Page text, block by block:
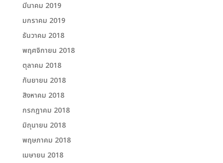
มีนาคม 2019
มกราคม 2019
ธันวาคม 2018
พฤศจิกายน 2018
ตุลาคม 2018
กันยายน 2018
สิงหาคม 2018
กรกฎาคม 2018
มิถุนายน 2018
พฤษภาคม 2018
เมษายน 2018